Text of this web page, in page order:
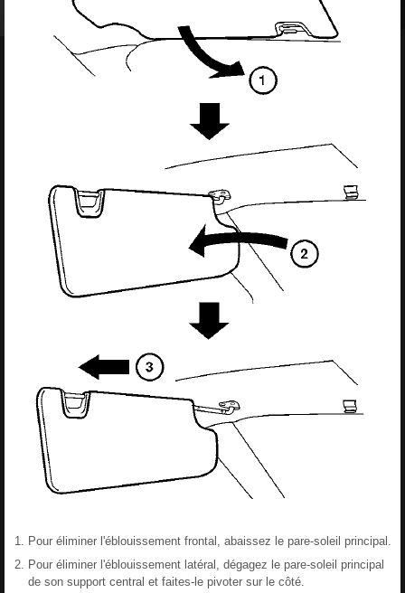
Pour éliminer l'éblouissement frontal, abaissez le pare-soleil principal.
Pour éliminer l'éblouissement latéral, dégagez le pare-soleil principal
de son support central et faites-le pivoter sur le côté.